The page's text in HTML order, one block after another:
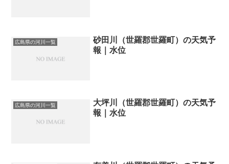
広島県の河川一覧
砂田川（世羅郡世羅町）の天気予
報｜水位
広島県の河川一覧
大坪川（世羅郡世羅町）の天気予
報｜水位